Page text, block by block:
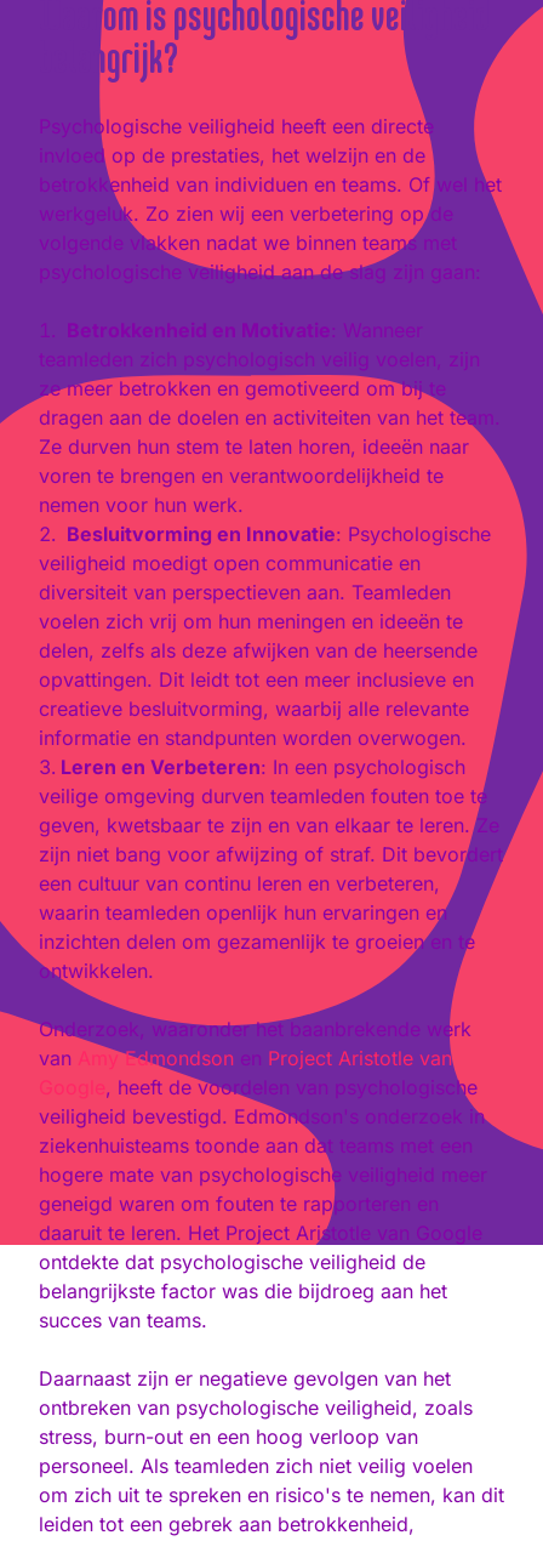
Waarom is psychologische veiligheid
belangrijk?
Psychologische veiligheid heeft een directe
invloed op de prestaties, het welzijn en de
betrokkenheid van individuen en teams. Of wel het
werkgeluk. Zo zien wij een verbetering op de
volgende vlakken nadat we binnen teams met
psychologische veiligheid aan de slag zijn gaan:
Betrokkenheid en Motivatie: Wanneer
teamleden zich psychologisch veilig voelen, zijn
ze meer betrokken en gemotiveerd om bij te
dragen aan de doelen en activiteiten van het team.
Ze durven hun stem te laten horen, ideeën naar
voren te brengen en verantwoordelijkheid te
nemen voor hun werk.
Besluitvorming en Innovatie: Psychologische
veiligheid moedigt open communicatie en
diversiteit van perspectieven aan. Teamleden
voelen zich vrij om hun meningen en ideeën te
delen, zelfs als deze afwijken van de heersende
opvattingen. Dit leidt tot een meer inclusieve en
creatieve besluitvorming, waarbij alle relevante
informatie en standpunten worden overwogen.
Leren en Verbeteren: In een psychologisch
veilige omgeving durven teamleden fouten toe te
geven, kwetsbaar te zijn en van elkaar te leren. Ze
zijn niet bang voor afwijzing of straf. Dit bevordert
een cultuur van continu leren en verbeteren,
waarin teamleden openlijk hun ervaringen en
inzichten delen om gezamenlijk te groeien en te
ontwikkelen.
Onderzoek, waaronder het baanbrekende werk
van Amy Edmondson en Project Aristotle van
Google, heeft de voordelen van psychologische
veiligheid bevestigd. Edmondson's onderzoek in
ziekenhuisteams toonde aan dat teams met een
hogere mate van psychologische veiligheid meer
geneigd waren om fouten te rapporteren en
daaruit te leren. Het Project Aristotle van Google
ontdekte dat psychologische veiligheid de
belangrijkste factor was die bijdroeg aan het
succes van teams.
Daarnaast zijn er negatieve gevolgen van het
ontbreken van psychologische veiligheid, zoals
stress, burn-out en een hoog verloop van
personeel. Als teamleden zich niet veilig voelen
om zich uit te spreken en risico's te nemen, kan dit
leiden tot een gebrek aan betrokkenheid,